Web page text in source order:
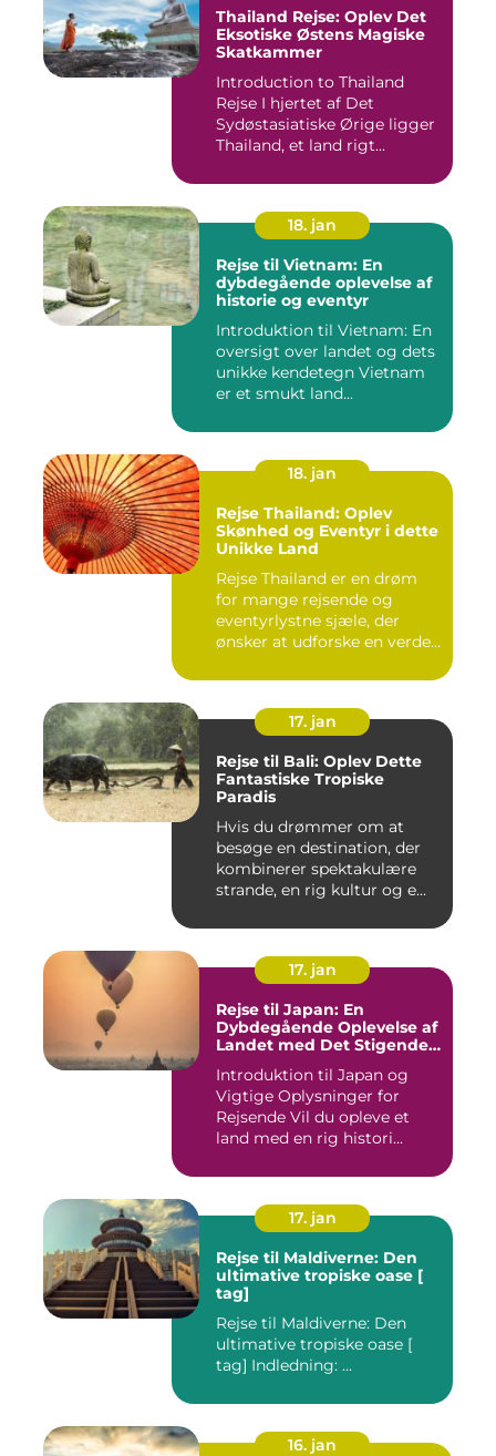
Thailand Rejse: Oplev Det
Eksotiske Østens Magiske
Skatkammer
Introduction to Thailand
Rejse I hjertet af Det
Sydøstasiatiske Ørige ligger
Thailand, et land rigt...
18. jan
Rejse til Vietnam: En
dybdegående oplevelse af
historie og eventyr
Introduktion til Vietnam: En
oversigt over landet og dets
unikke kendetegn Vietnam
er et smukt land...
18. jan
Rejse Thailand: Oplev
Skønhed og Eventyr i dette
Unikke Land
Rejse Thailand er en drøm
for mange rejsende og
eventyrlystne sjæle, der
ønsker at udforske en verde...
17. jan
Rejse til Bali: Oplev Dette
Fantastiske Tropiske
Paradis
Hvis du drømmer om at
besøge en destination, der
kombinerer spektakulære
strande, en rig kultur og e...
17. jan
Rejse til Japan: En
Dybdegående Oplevelse af
Landet med Det Stigende
Introduktion til Japan og
Vigtige Oplysninger for
Rejsende Vil du opleve et
land med en rig histori...
17. jan
Rejse til Maldiverne: Den
ultimative tropiske oase [
tag]
Rejse til Maldiverne: Den
ultimative tropiske oase [
tag] Indledning: ...
16. jan